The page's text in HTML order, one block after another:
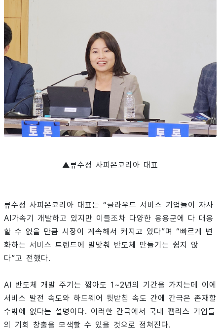
▲류수정 사피온코리아 대표
류수정 사피온코리아 대표는 “클라우드 서비스 기업들이 자사
AI가속기 개발하고 있지만 이들조차 다양한 응용군에 다 대응
할 수 없을 만큼 시장이 계속해서 커지고 있다”며 “빠르게 변
화하는 서비스 트렌드에 발맞춰 반도체 만들기는 쉽지 않
다”고 전했다.
AI 반도체 개발 주기는 짧아도 1~2년의 기간을 가지는데 이에
서비스 발전 속도와 하드웨어 뒷받침 속도 간에 간극은 존재할
수밖에 없다는 설명이다. 이러한 간극에서 국내 팹리스 기업들
의 기회 창출을 모색할 수 있을 것으로 점쳐진다.